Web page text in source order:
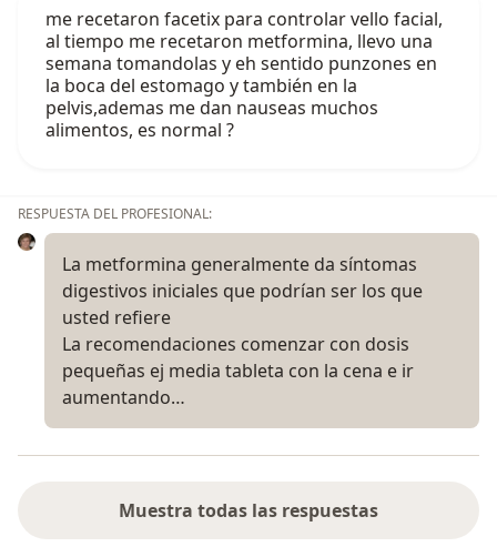
me recetaron facetix para controlar vello facial,
al tiempo me recetaron metformina, llevo una
semana tomandolas y eh sentido punzones en
la boca del estomago y también en la
pelvis,ademas me dan nauseas muchos
alimentos, es normal ?
RESPUESTA DEL PROFESIONAL:
La metformina generalmente da síntomas
digestivos iniciales que podrían ser los que
usted refiere
La recomendaciones comenzar con dosis
pequeñas ej media tableta con la cena e ir
aumentando…
Muestra todas las respuestas